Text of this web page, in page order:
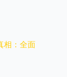
相：全面